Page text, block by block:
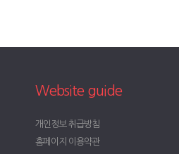
Website guide
개인정보 취급방침
홈페이지 이용약관